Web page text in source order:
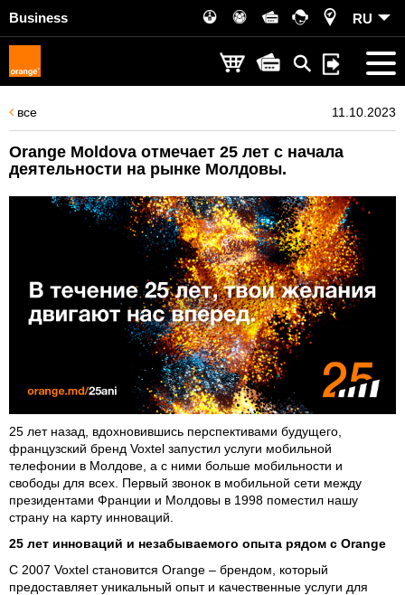
Business RU
все 11.10.2023
Orange Moldova отмечает 25 лет с начала
деятельности на рынке Молдовы.
25 лет назад, вдохновившись перспективами будущего,
французский бренд Voxtel запустил услуги мобильной
телефонии в Молдове, а с ними больше мобильности и
свободы для всех. Первый звонок в мобильной сети между
президентами Франции и Молдовы в 1998 поместил нашу
страну на карту инноваций.
25 лет инноваций и незабываемого опыта рядом с Orange
С 2007 Voxtel становится Orange – брендом, который
предоставляет уникальный опыт и качественные услуги для